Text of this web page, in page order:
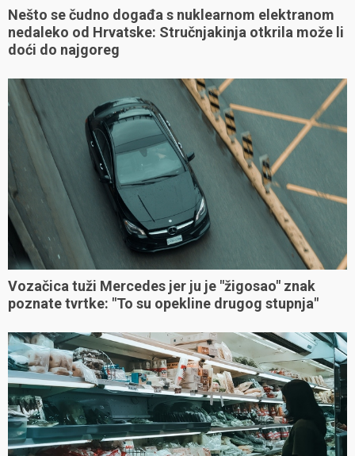
Nešto se čudno događa s nuklearnom elektranom
nedaleko od Hrvatske: Stručnjakinja otkrila može li
doći do najgoreg
Vozačica tuži Mercedes jer ju je "žigosao" znak
poznate tvrtke: "To su opekline drugog stupnja"